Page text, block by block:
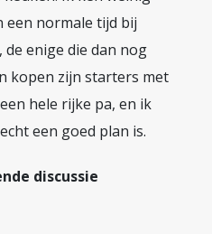
een normale tijd bij
enige die dan nog
kopen zijn starters met
hele rijke pa, en ik
een goed plan is.
discussie